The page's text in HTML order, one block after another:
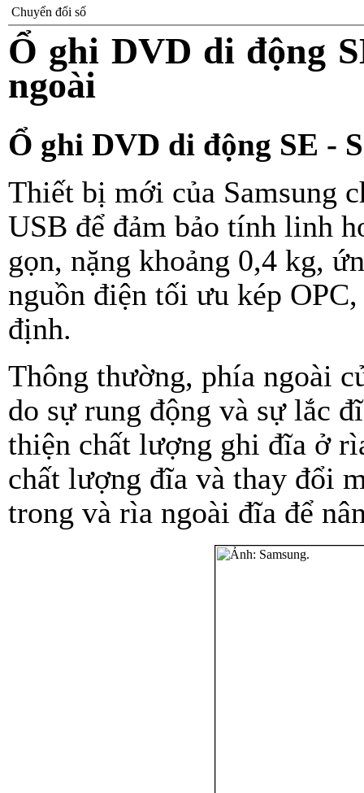
Chuyển đổi số
Ổ ghi DVD di động
ngoài
Ổ ghi DVD di động SE -
Thiết bị mới của Samsung
USB để đảm bảo tính linh
gọn, nặng khoảng 0,4 kg,
nguồn điện tối ưu kép
định.
Thông thường, phía ngoài
do sự rung động và sự lắc
thiện chất lượng ghi đĩa ở
chất lượng đĩa và thay đổi
trong và rìa ngoài đĩa để